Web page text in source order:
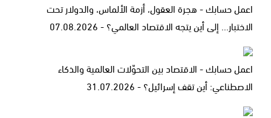
اعمل حسابك - هجرة العقول، أزمة الألماس، والدولار تحت
الاختبار... إلى أين يتجه الاقتصاد العالمي؟ - 07.08.2026
اعمل حسابك - الاقتصاد بين التحوّلات العالمية والذكاء
الاصطناعي: أين تقف إسرائيل؟ - 31.07.2026